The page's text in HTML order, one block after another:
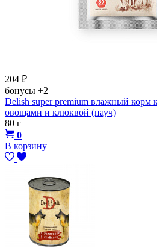
204 ₽
бонусы +2
Delish super premium влажный корм
овощами и клюквой (пауч)
80 г
0
В корзину